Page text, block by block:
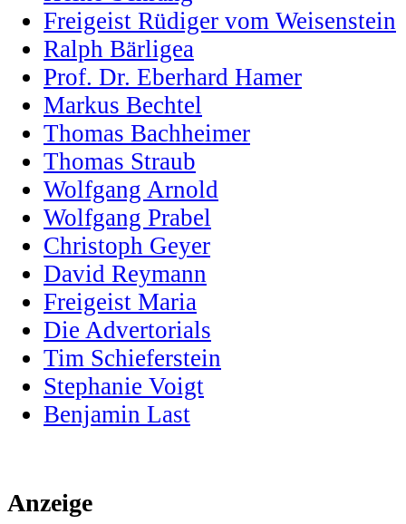
Freigeist Rüdiger vom Weisenstein
Ralph Bärligea
Prof. Dr. Eberhard Hamer
Markus Bechtel
Thomas Bachheimer
Thomas Straub
Wolfgang Arnold
Wolfgang Prabel
Christoph Geyer
David Reymann
Freigeist Maria
Die Advertorials
Tim Schieferstein
Stephanie Voigt
Benjamin Last
Anzeige